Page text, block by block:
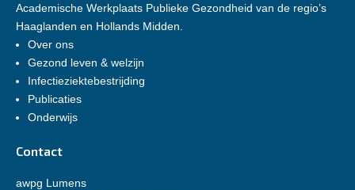
Academische Werkplaats Publieke Gezondheid van de regio’s
Haaglanden en Hollands Midden.
Over ons
Gezond leven & welzijn
Infectieziektebestrijding
Publicaties
Onderwijs
Contact
awpg Lumens